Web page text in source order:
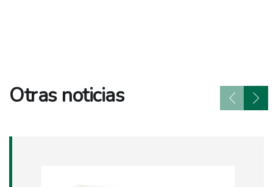
Otras noticias